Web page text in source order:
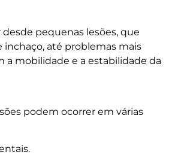
desde pequenas lesões, que
inchaço, até problemas mais
a mobilidade e a estabilidade da
podem ocorrer em várias